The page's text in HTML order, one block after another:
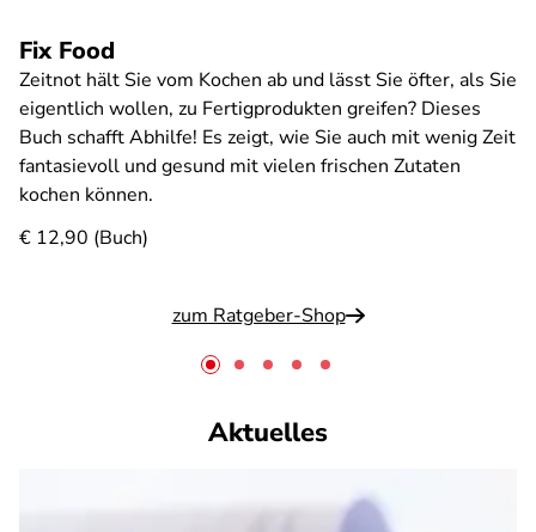
Fix Food
Zeitnot hält Sie vom Kochen ab und lässt Sie öfter, als Sie
eigentlich wollen, zu Fertigprodukten greifen? Dieses
Buch schafft Abhilfe! Es zeigt, wie Sie auch mit wenig Zeit
fantasievoll und gesund mit vielen frischen Zutaten
kochen können.
€ 12,90 (Buch)
zum Ratgeber-Shop
Aktuelles